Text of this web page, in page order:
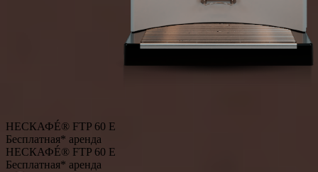
НЕСКАФÉ® FTP 60 E
Бесплатная* аренда
НЕСКАФÉ® FTP 60 E
Бесплатная* аренда